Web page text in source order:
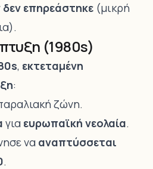
δεν επηρεάστηκε (μικρή
(1980s)
, εκτεταμένη
:
ζώνη.
για ευρωπαϊκή νεολαία.
να αναπτύσσεται
.